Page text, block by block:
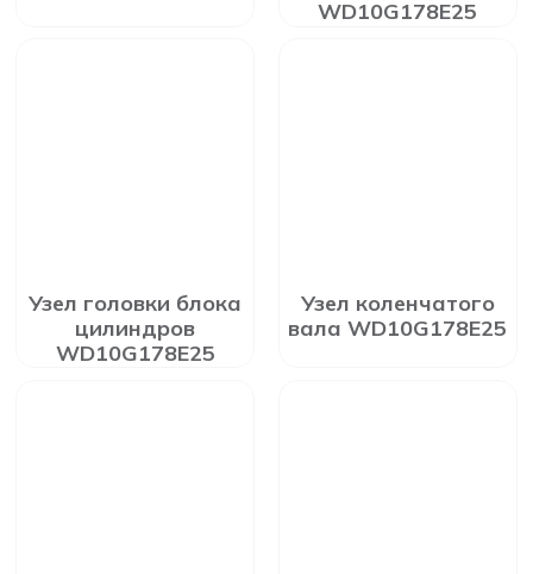
WD10G178E25
Узел головки блока
цилиндров
WD10G178E25
Узел коленчатого
вала WD10G178E25